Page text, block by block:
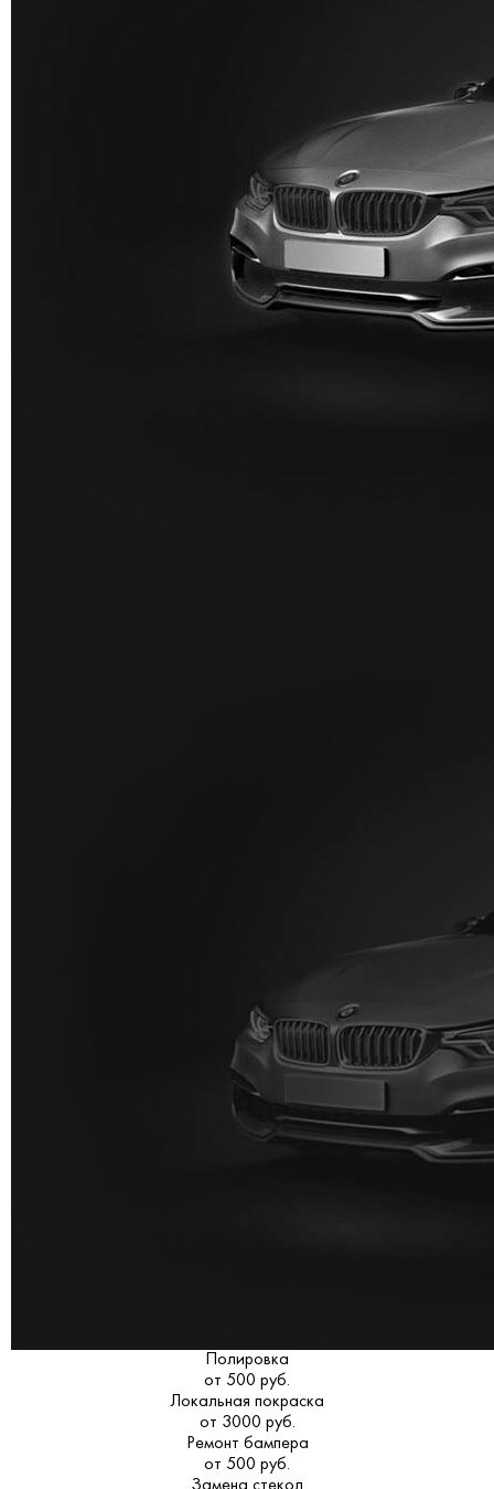
Полировка
от 500 руб.
Локальная покраска
от 3000 руб.
Ремонт бампера
от 500 руб.